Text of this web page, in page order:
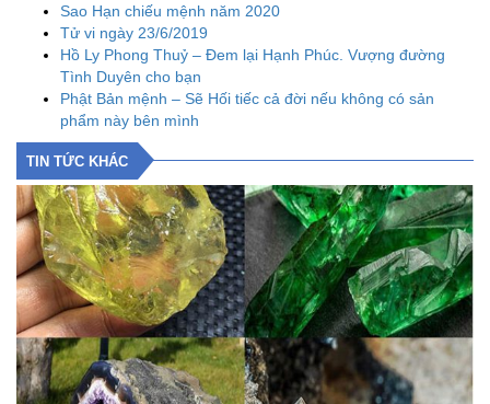
Sao Hạn chiếu mệnh năm 2020
Tử vi ngày 23/6/2019
Hồ Ly Phong Thuỷ – Đem lại Hạnh Phúc. Vượng đường
Tình Duyên cho bạn
Phật Bản mệnh – Sẽ Hối tiếc cả đời nếu không có sản
phẩm này bên mình
TIN TỨC KHÁC